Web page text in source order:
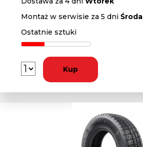
Montaż w serwisie za 5 dniŚroda
Ostatnie sztuki
Kup